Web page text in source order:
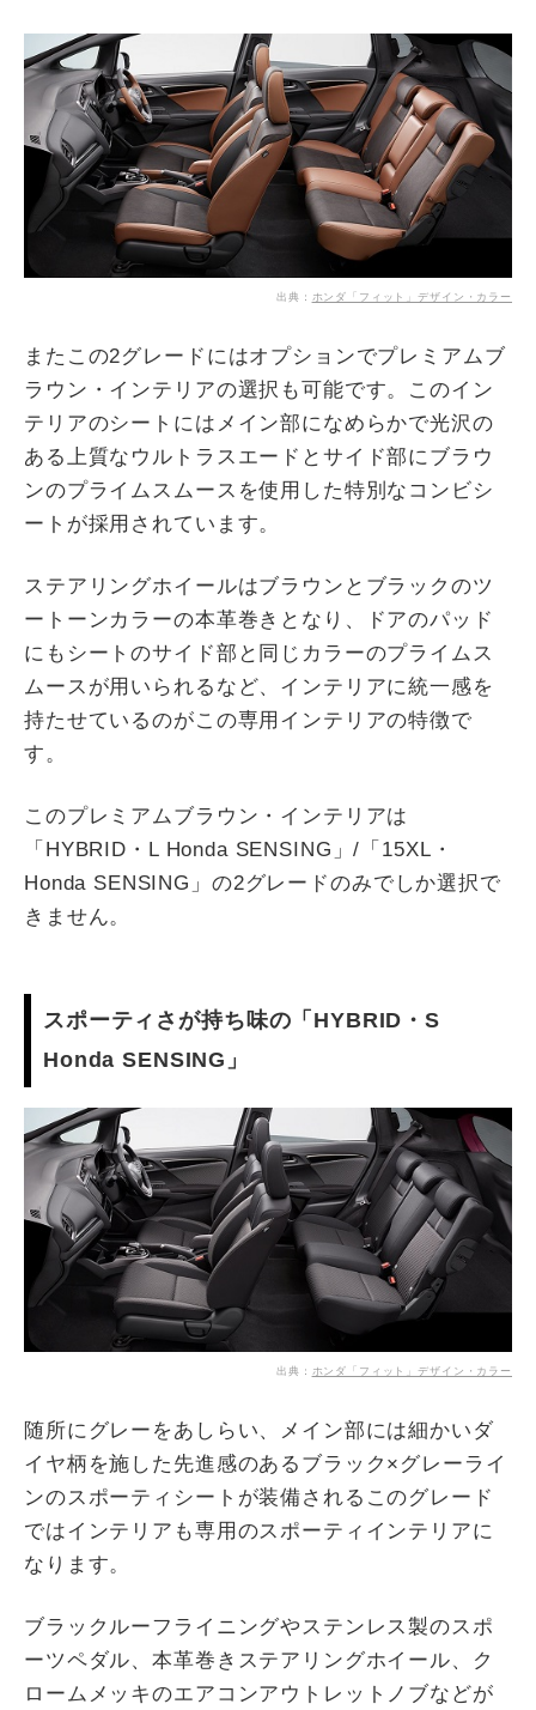
出典： ホンダ「フィット」デザイン・カラー
またこの2グレードにはオプションでプレミアムブ
ラウン・インテリアの選択も可能です。このイン
テリアのシートにはメイン部になめらかで光沢の
ある上質なウルトラスエードとサイド部にブラウ
ンのプライムスムースを使用した特別なコンビシ
ートが採用されています。
ステアリングホイールはブラウンとブラックのツ
ートーンカラーの本革巻きとなり、ドアのパッド
にもシートのサイド部と同じカラーのプライムス
ムースが用いられるなど、インテリアに統一感を
持たせているのがこの専用インテリアの特徴で
す。
このプレミアムブラウン・インテリアは
「HYBRID・L Honda SENSING」/「15XL・
Honda SENSING」の2グレードのみでしか選択で
きません。
スポーティさが持ち味の「HYBRID・S
Honda SENSING」
出典： ホンダ「フィット」デザイン・カラー
随所にグレーをあしらい、メイン部には細かいダ
イヤ柄を施した先進感のあるブラック×グレーライ
ンのスポーティシートが装備されるこのグレード
ではインテリアも専用のスポーティインテリアに
なります。
ブラックルーフライニングやステンレス製のスポ
ーツペダル、本革巻きステアリングホイール、ク
ロームメッキのエアコンアウトレットノブなどが